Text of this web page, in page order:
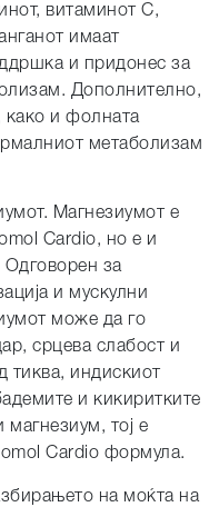
витаминот C,
имаат
и придонес за
Дополнително,
како и фолната
метаболизам
Магнезиумот е
Cardio, но е и
Одговорен за
и мускулни
може да го
срцева слабост и
тиква, индискиот
и кикиритките
магнезиум, тој е
Cardio формула.
на моќта на